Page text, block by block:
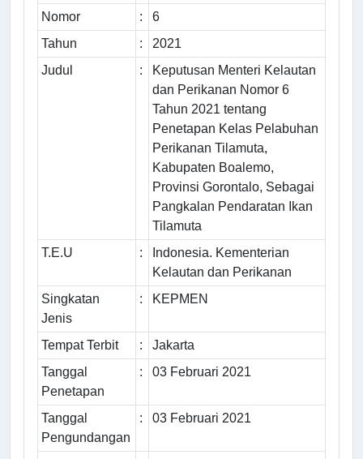
Nomor
:
6
Tahun
:
2021
Judul
:
Keputusan Menteri Kelautan
dan Perikanan Nomor 6
Tahun 2021 tentang
Penetapan Kelas Pelabuhan
Perikanan Tilamuta,
Kabupaten Boalemo,
Provinsi Gorontalo, Sebagai
Pangkalan Pendaratan Ikan
Tilamuta
T.E.U
:
Indonesia. Kementerian
Kelautan dan Perikanan
Singkatan
Jenis
: KEPMEN
Tempat Terbit :
Jakarta
Tanggal
Penetapan
: 03 Februari 2021
Tanggal
Pengundangan
: 03 Februari 2021